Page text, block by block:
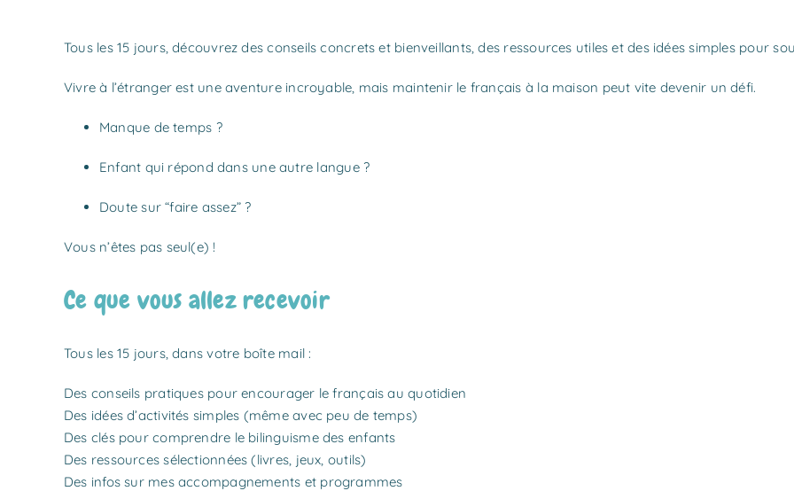
Tous les 15 jours, découvrez des conseils concrets et bienveillants, des ressources utiles et des idées simples pour
Vivre à l’étranger est une aventure incroyable, mais maintenir le français à la maison peut vite devenir un défi.
Manque de temps ?
Enfant qui répond dans une autre langue ?
Doute sur “faire assez” ?
Vous n’êtes pas seul(e) !
Ce que vous allez recevoir
Tous les 15 jours, dans votre boîte mail :
Des conseils pratiques pour encourager le français au quotidien
Des idées d’activités simples (même avec peu de temps)
Des clés pour comprendre le bilinguisme des enfants
Des ressources sélectionnées (livres, jeux, outils)
Des infos sur mes accompagnements et programmes